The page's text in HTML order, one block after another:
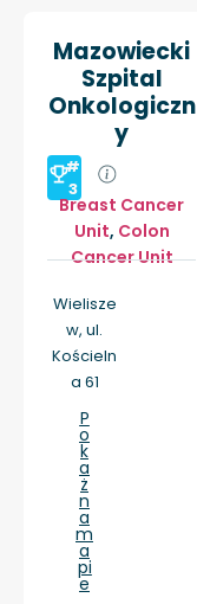
Mazowiecki
Szpital
Onkologiczn
y
#
3
Breast Cancer
Unit, Colon
Cancer Unit
Wielisze
w, ul.
Kościeln
a 61
P
o
k
a
ż
n
a
m
a
pi
e